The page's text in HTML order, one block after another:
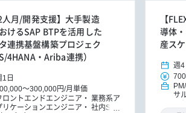
人月/開発支援】大手製造
けるSAP BTPを活用した
連携基盤構築プロジェク
4HANA・Ariba連携）
1日
～300,000円/月単価
ロントエンドエンジニア
業務系ア
リケーションエンジニア
社内SE
【
導体
産ス
週4
サ